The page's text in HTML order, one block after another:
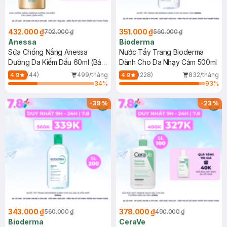
432.000 ₫702.000 ₫
Anessa
Sữa Chống Nắng Anessa
Dưỡng Da Kiềm Dầu 60ml (Bản
Mới)
4.9 (44)
499/tháng
34%
351.000 ₫560.000 ₫
Bioderma
Nước Tẩy Trang Bioderma
Dành Cho Da Nhạy Cảm 500ml
4.9 (228)
832/tháng
93%
-39%
343.000 ₫560.000 ₫
Bioderma
-23%
378.000 ₫490.000 ₫
CeraVe